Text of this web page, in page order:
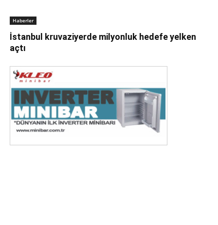
Haberler
İstanbul kruvaziyerde milyonluk hedefe yelken
açtı